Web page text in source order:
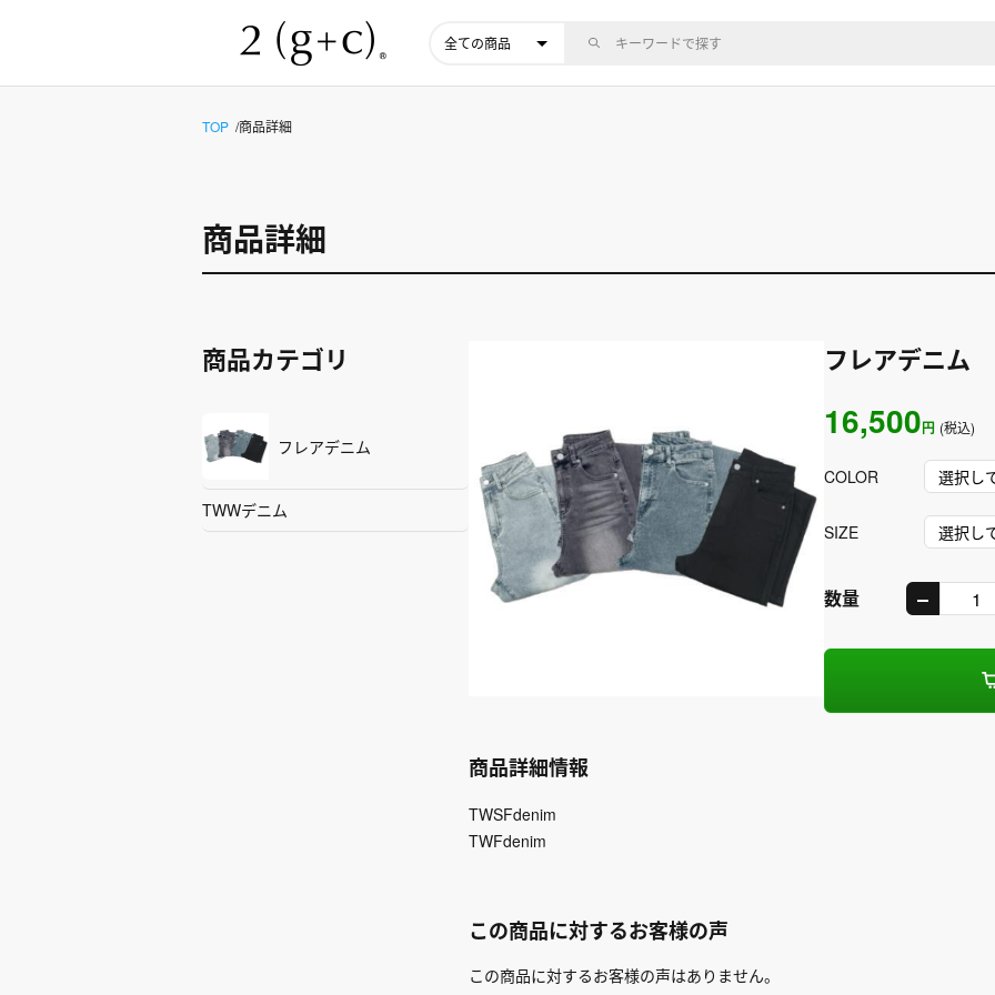
TOP 商品詳細
商品詳細
商品カテゴリ
フレアデニム
TWWデニム
フレアデニム
16,500円 (税込)
COLOR
SIZE
数量
商品詳細情報
TWSFdenim
TWFdenim
この商品に対するお客様の声
この商品に対するお客様の声はありません。